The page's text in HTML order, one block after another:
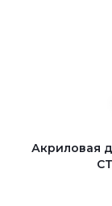
Акриловая